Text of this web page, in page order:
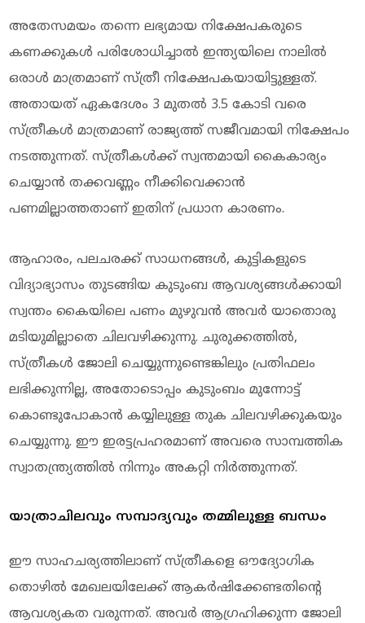
അതേസമയം തന്നെ ലഭ്യമായ നിക്ഷേപകരുടെ
കണക്കുകൾ പരിശോധിച്ചാൽ ഇന്ത്യയിലെ നാലിൽ
ഒരാൾ മാത്രമാണ് സ്ത്രീ നിക്ഷേപകയായിട്ടുള്ളത്.
അതായത് ഏകദേശം 3 മുതൽ 3.5 കോടി വരെ
സ്ത്രീകൾ മാത്രമാണ് രാജ്യത്ത് സജീവമായി നിക്ഷേപം
നടത്തുന്നത്. സ്ത്രീകൾക്ക് സ്വന്തമായി കൈകാര്യം
ചെയ്യാൻ തക്കവണ്ണം നീക്കിവെക്കാൻ
പണമില്ലാത്തതാണ് ഇതിന് പ്രധാന കാരണം.
ആഹാരം, പലചരക്ക് സാധനങ്ങൾ, കുട്ടികളുടെ
വിദ്യാഭ്യാസം തുടങ്ങിയ കുടുംബ ആവശ്യങ്ങൾക്കായി
സ്വന്തം കൈയിലെ പണം മുഴുവൻ അവർ യാതൊരു
മടിയുമില്ലാതെ ചിലവഴിക്കുന്നു. ചുരുക്കത്തിൽ,
സ്ത്രീകൾ ജോലി ചെയ്യുന്നുണ്ടെങ്കിലും പ്രതിഫലം
ലഭിക്കുന്നില്ല, അതോടൊപ്പം കുടുംബം മുന്നോട്ട്
കൊണ്ടുപോകാൻ കയ്യിലുള്ള തുക ചിലവഴിക്കുകയും
ചെയ്യുന്നു. ഈ ഇരട്ടപ്രഹരമാണ് അവരെ സാമ്പത്തിക
സ്വാതന്ത്ര്യത്തിൽ നിന്നും അകറ്റി നിർത്തുന്നത്.
യാത്രാചിലവും സമ്പാദ്യവും തമ്മിലുള്ള ബന്ധം
ഈ സാഹചര്യത്തിലാണ് സ്ത്രീകളെ ഔദ്യോഗിക
തൊഴിൽ മേഖലയിലേക്ക് ആകർഷിക്കേണ്ടതിന്റെ
ആവശ്യകത വരുന്നത്. അവർ ആഗ്രഹിക്കുന്ന ജോലി